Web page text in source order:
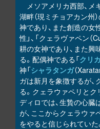
メソアメリカ西部、
湖畔（現ミチョアカン州
神であり、また創造の女
性」、「クェラヴァペン
耕の女神であり、また
る。配偶神である「クリ
神「シャラタンガ（
ガは新月を象徴するが
る。クェラウァペリと
ディロでは、生贄の心
が、ここからクェラウァ
をやると信じられていた